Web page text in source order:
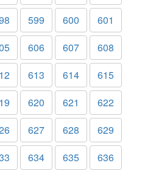
599 600
601
606 607
608
613 614
615
620 621
622
627 628
629
634 635
636